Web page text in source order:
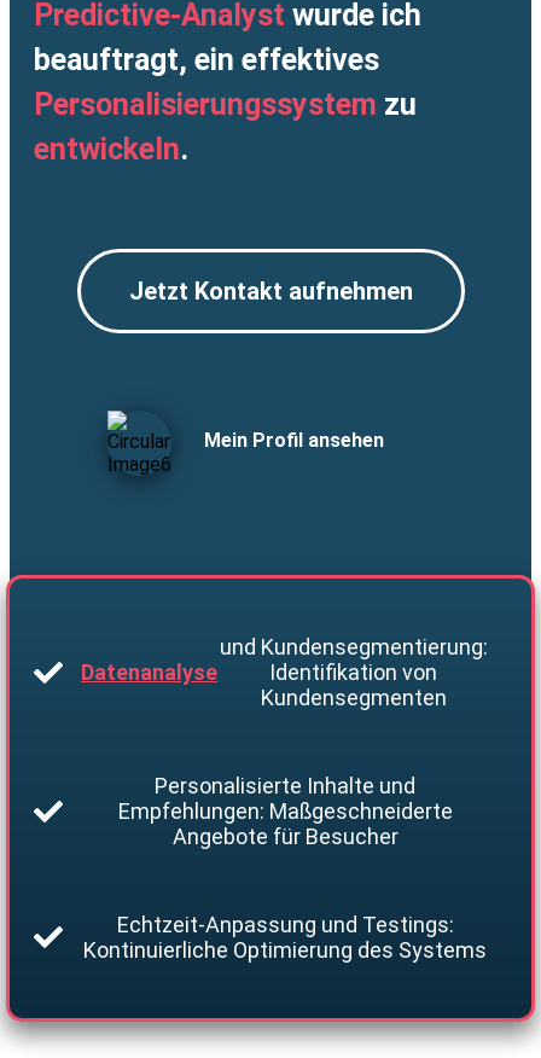
Predictive-Analyst wurde ich
beauftragt, ein effektives
Personalisierungssystem zu
entwickeln.
Jetzt Kontakt aufnehmen
Mein Profil ansehen
Datenanalyse
und Kundensegmentierung:
Identifikation von
Kundensegmenten
Personalisierte Inhalte und
Empfehlungen: Maßgeschneiderte
Angebote für Besucher
Echtzeit-Anpassung und Testings:
Kontinuierliche Optimierung des Systems